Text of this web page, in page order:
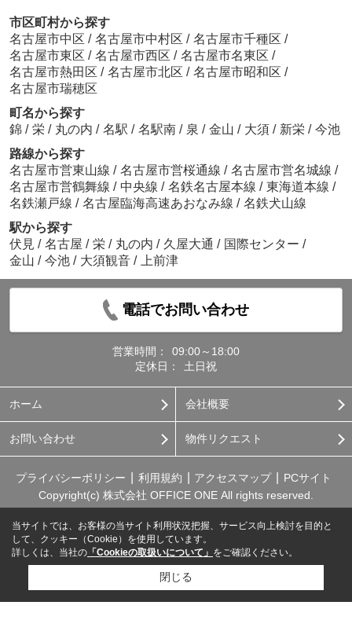
市区町村から探す
名古屋市中区 / 名古屋市中村区 / 名古屋市千種区 /
名古屋市東区 / 名古屋市西区 / 名古屋市名東区 /
名古屋市熱田区 / 名古屋市北区 / 名古屋市昭和区 /
名古屋市瑞穂区
町名から探す
錦 / 栄 / 丸の内 / 名駅 / 名駅南 / 泉 / 金山 / 大須 / 新栄 / 今池
路線から探す
名古屋市営東山線 / 名古屋市営桜通線 / 名古屋市営名城線 /
名古屋市営鶴舞線 / 中央線 / 名鉄名古屋本線 / 東海道本線 /
名鉄瀬戸線 / 名古屋臨海高速あおなみ線 / 名鉄犬山線
駅から探す
伏見 / 名古屋 / 栄 / 丸の内 / 久屋大通 / 国際センター /
金山 / 今池 / 大須観音 / 上前津
電話でお問い合わせ
営業時間：
09:00～18:00
定休日：
土日祝
ホーム 会社概要
お問い合わせ 物件リクエスト
プライバシーポリシー 利用規約 アクセスマップ
PCサイト
Copyright(c) 株式会社 OFFICE ONE All rights reserved.
当サイトでは、お客様の当サイト利用状況把握、サービス向上検討を目的と
して、クッキー（Cookie）を使用しています。
詳しくは、当社の 「Cookieの取扱いについて」 をご確認ください。
閉じる